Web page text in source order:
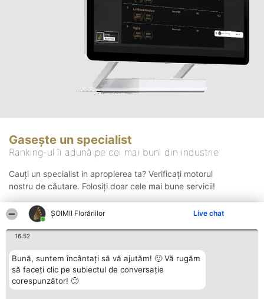
ȘOIMII Florăriilor Live chat
16:52
Bună, suntem încântați să vă ajutăm! 🙂 Vă rugăm
să faceți clic pe subiectul de conversație
corespunzător! 🙂
Gasește un specialist
Ranking-ul îi adună pe cei mai buni din industrie
Cauți un specialist in apropierea ta? Verificați motorul
nostru de căutare. Folosiți doar cele mai bune servicii!